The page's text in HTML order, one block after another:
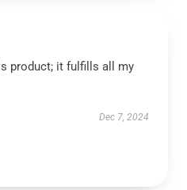
product; it fulfills all my
Dec 7, 2024